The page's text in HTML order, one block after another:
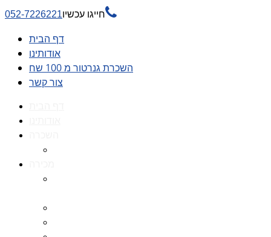
חייגו עכשיו052-7226221 
דף הבית
אודותינו
השכרת גנרטור מ 100 שח
צור קשר